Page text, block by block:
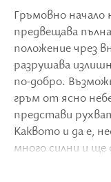
Гръмовно начало
предвещава
положение чрез
разрушава
по-добро.
гръм от ясно
представи
Каквото и да е,
много силни и